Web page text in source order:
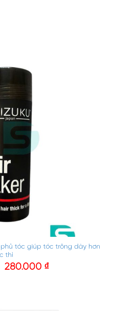
phủ tóc giúp tóc trông dày hơn
thì
280.000 ₫